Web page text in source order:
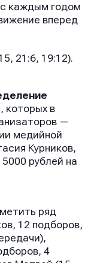
каждым годом
вперед
21:6, 19:12).
, которых в
—
медийной
Курников,
рублей на
ряд
12 подборов,
4